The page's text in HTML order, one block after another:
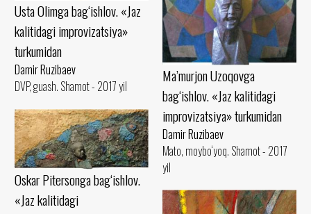
Usta Olimga bag‘ishlov. «Jaz
kalitidagi improvizatsiya»
turkumidan
Damir Ruzibaev
DVP, guash. Shamot - 2017 yil
Ma’murjon Uzoqovga
bag‘ishlov. «Jaz kalitidagi
improvizatsiya» turkumidan
Damir Ruzibaev
Mato, moybo‘yoq. Shamot - 2017
yil
Oskar Pitersonga bag‘ishlov.
«Jaz kalitidagi